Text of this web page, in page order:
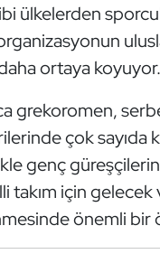
ülkelerden
ortaya koyuyor.
grekoromen,
çok sayıda
genç güreşçilerin
takım için
önemli bir